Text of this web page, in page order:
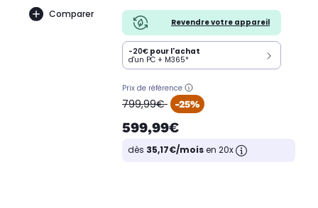
Comparer
Revendre votre appareil
-20€ pour l'achat
d'un PC + M365*
Prix de référence
oldPrice
799,99€ -25%
599,99€
dès 35,17€/moisen 20x